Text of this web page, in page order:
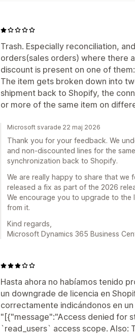
Trash. Especially reconciliation,
orders(sales orders) where there
discount is present on one of them:
The item gets broken down into
shipment back to Shopify, the
or more of the same item on
Microsoft svarade 22 maj 2026
Thank you for your feedback. We
and non-discounted lines for the
synchronization back to Shopify.
We are really happy to share that we
released a fix as part of the 2026
We encourage you to upgrade to the
from it.
Kind regards,
Microsoft Dynamics 365 Business
Hasta ahora no habíamos tenido
un downgrade de licencia en
correctamente indicándonos en
"[{"message":"Access denied for
`read_users` access scope. Also: